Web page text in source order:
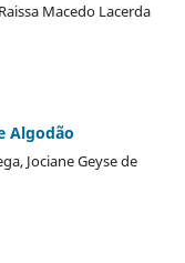
Macedo Lacerda
Algodão
Jociane Geyse de